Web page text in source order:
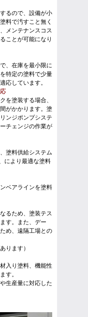
るので、設備が小
料で汚すこと無く
メンテナンスコス
ことが可能になり
、在庫を最小限に
特定の塗料で少量
応しています。
を塗装する場合、
がかかります。塗
ンジポンプシステ
チェンジの作業が
塗料供給システム
により最適な塗料
ベアラインを塗料
るため、塗装テス
す。また、デー
め、遠隔工場との
ります）
入り塗料、機能性
す。
生産量に対応した